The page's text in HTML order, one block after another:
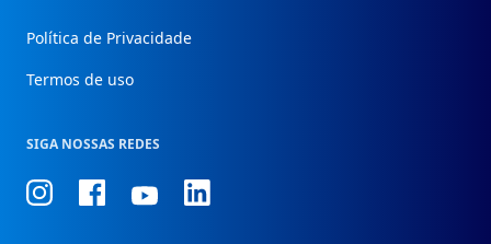
Política de Privacidade
Termos de uso
SIGA NOSSAS REDES
ConheçaConheçaConheçaConheça